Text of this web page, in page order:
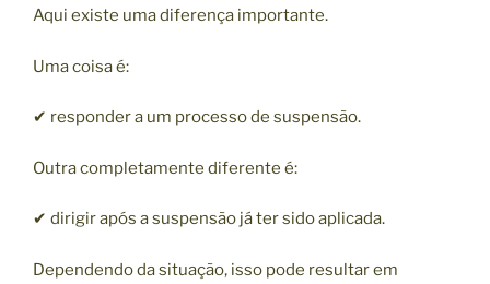
Aqui existe uma diferença importante.
Uma coisa é:
✔ responder a um processo de suspensão.
Outra completamente diferente é:
✔ dirigir após a suspensão já ter sido aplicada.
Dependendo da situação, isso pode resultar em